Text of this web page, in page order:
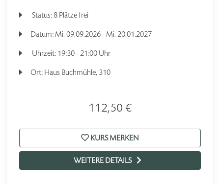
Status: 8 Plätze frei
Datum: Mi. 09.09.2026 - Mi. 20.01.2027
Uhrzeit: 19:30 - 21:00 Uhr
Ort: Haus Buchmühle, 310
112,50 €
KURS MERKEN
WEITERE DETAILS